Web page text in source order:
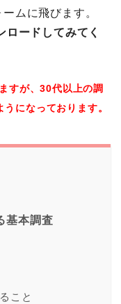
ムに飛びます。
ードしてみてく
すが、30代以上の調
になっております。
基本調査
こと